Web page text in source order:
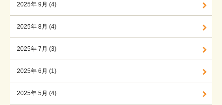
2025年 9月 (4)
2025年 8月 (4)
2025年 7月 (3)
2025年 6月 (1)
2025年 5月 (4)